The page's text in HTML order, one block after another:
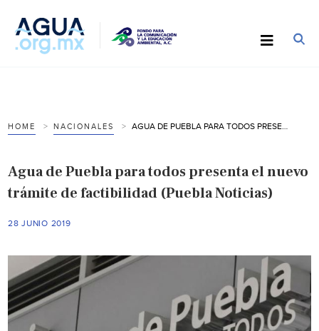
HOME NACIONALES
Agua de Puebla para todos presenta el nuevo
trámite de factibilidad (Puebla Noticias)
28 JUNIO 2019